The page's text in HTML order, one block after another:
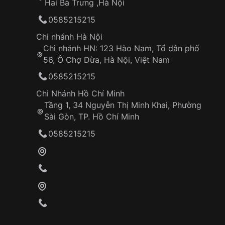
Nêu bật những điểm mạnh về chất lượng
bỉ, chất liệu cao cấp, gia công tỉ mỉ.
Khẳng định uy tín thương hiệu Orient: Lịch
dặn, được người tiêu dùng tin tưởng.
Cam kết bảo hành chính hãng, hỗ trợ khách
Orient Sun & Moon 42.5mm Nam RA-
chiếc đồng hồ đẹp mà còn là một người bạn
quý ông trong mọi khoảnh khắc. Hãy sở hữu
cấp và phong cách của bạn!
Những sản phẩm tương tự
AK0007S10B (RA-AK0007S30B)":
Hai Bà Trưng ,Hà Nội
0585215215
Chi nhánh Hà Nội
Chi nhánh HN: 123 Hào Nam, Tổ dân phố
56, Ô Chợ Dừa, Hà Nội, Việt Nam
0585215215
Chi Nhánh Hồ Chí Minh
Tầng 1, 34 Nguyễn Thị Minh Khai, Phường
Sài Gòn, TP. Hồ Chí Minh
0585215215